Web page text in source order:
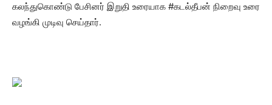
கலந்துகொண்டு பேசினர் இறுதி உரையாக #கடல்தீபன் நிறைவு உரை
வழங்கி முடிவு செய்தார்.